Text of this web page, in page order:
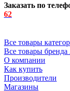
Заказать по
62
Все товары
Все товары
О компании
Как купить
Производители
Магазины